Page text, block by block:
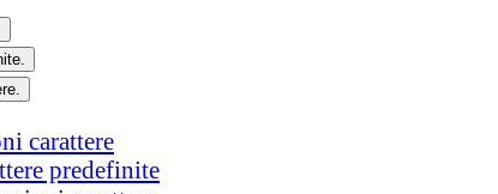
carattere
predefinite